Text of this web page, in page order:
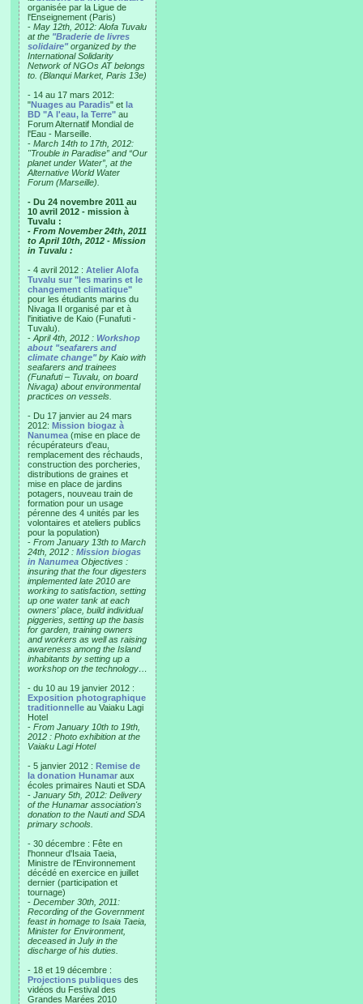
organisée par la Ligue de
l'Enseignement (Paris)
- May 12th, 2012: Alofa Tuvalu
at the "Braderie de livres
solidaire"organized by the
International Solidarity
Network of NGOs AT belongs
to. (Blanqui Market, Paris 13e)
- 14 au 17 mars 2012:
"Nuages au Paradis" et la
BD "A l'eau, la Terre" au
Forum Alternatif Mondial de
l'Eau - Marseille.
- March 14th to 17th, 2012:
"Trouble in Paradise” and “Our
planet under Water”, at the
Alternative World Water
Forum (Marseille).
- Du 24 novembre 2011 au
10 avril 2012 - mission à
Tuvalu :
- From November 24th, 2011
to April 10th, 2012 - Mission
in Tuvalu :
- 4 avril 2012 : Atelier Alofa
Tuvalu sur "les marins et le
changement climatique"
pour les étudiants marins du
Nivaga II organisé par et à
l'initiative de Kaio (Funafuti -
Tuvalu).
- April 4th, 2012 : Workshop
about "seafarers and
climate change"by Kaio with
seafarers and trainees
(Funafuti – Tuvalu, on board
Nivaga) about environmental
practices on vessels.
- Du 17 janvier au 24 mars
2012: Mission biogaz à
Nanumea (mise en place de
récupérateurs d'eau,
remplacement des réchauds,
construction des porcheries,
distributions de graines et
mise en place de jardins
potagers, nouveau train de
formation pour un usage
pérenne des 4 unités par les
volontaires et ateliers publics
pour la population)
- From January 13th to March
24th, 2012 : Mission biogas
in Nanumea Objectives :
insuring that the four digesters
implemented late 2010 are
working to satisfaction, setting
up one water tank at each
owners' place, build individual
piggeries, setting up the basis
for garden, training owners
and workers as well as raising
awareness among the Island
inhabitants by setting up a
workshop on the technology…
- du 10 au 19 janvier 2012 :
Exposition photographique
traditionnelle au Vaiaku Lagi
Hotel
- From January 10th to 19th,
2012 : Photo exhibition at the
Vaiaku Lagi Hotel
- 5 janvier 2012 : Remise de
la donation Hunamar aux
écoles primaires Nauti et SDA
- January 5th, 2012: Delivery
of the Hunamar association's
donation to the Nauti and SDA
primary schools.
- 30 décembre : Fête en
l'honneur d'Isaia Taeia,
Ministre de l'Environnement
décédé en exercice en juillet
dernier (participation et
tournage)
- December 30th, 2011:
Recording of the Government
feast in homage to Isaia Taeia,
Minister for Environment,
deceased in July in the
discharge of his duties.
- 18 et 19 décembre :
Projections publiques des
vidéos du Festival des
Grandes Marées 2010